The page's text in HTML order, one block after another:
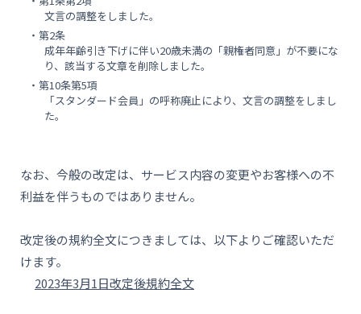
文言の調整をしました。
・第2条
成年年齢引き下げに伴い20歳未満の「親権者同意」が不要にな
り、該当する文章を削除しました。
・第10条第5項
「スタンダード会員」の呼称廃止により、文言の調整をしまし
た。
なお、今般の改定は、サービス内容の変更やお客様への不
利益を伴うものではありません。
改定後の規約全文につきましては、以下よりご確認いただ
けます。
2023年3月1日改定後規約全文